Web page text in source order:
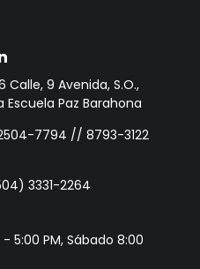
Calle, 9 Avenida, S.O.,
Escuela Paz Barahona
7794 // 8793-3122
3331-2264
5:00 PM, Sábado 8:00